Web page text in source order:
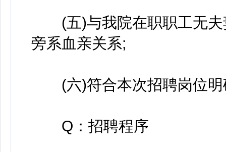
(五)与我院在职职工无夫
旁系血亲关系;
(六)符合本次招聘岗位明
Q：招聘程序